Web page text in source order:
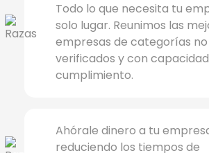
Todo lo que necesita tu
solo lugar. Reunimos las
empresas de categorías
verificados y con
cumplimiento.
Ahórale dinero a tu
reduciendo los tiempos de